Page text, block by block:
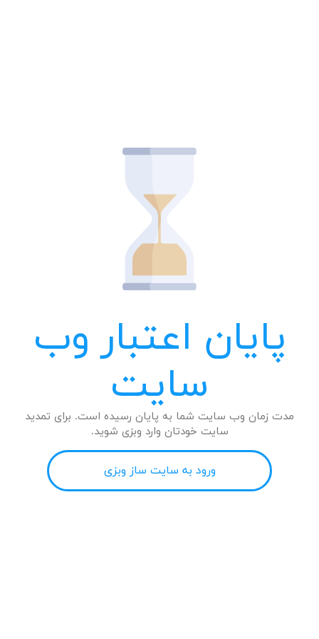
پایان اعتبار وب
سایت
مدت زمان وب سایت شما به پایان رسیده است. برای تمدید
سایت خودتان وارد وبزی شوید.
ورود به سایت ساز وبزی